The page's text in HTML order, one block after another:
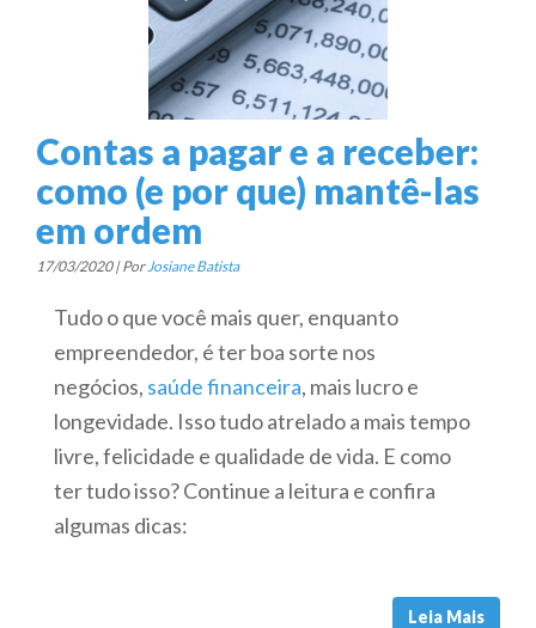
Contas a pagar e a receber:
como (e por que) mantê-las
em ordem
17/03/2020 | PorJosiane Batista
Tudo o que você mais quer, enquanto
empreendedor, é ter boa sorte nos
negócios, saúde financeira, mais lucro e
longevidade. Isso tudo atrelado a mais tempo
livre, felicidade e qualidade de vida. E como
ter tudo isso? Continue a leitura e confira
algumas dicas:
Leia Mais